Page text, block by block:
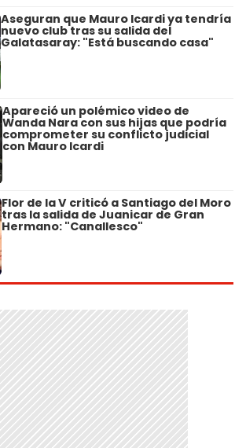
Aseguran que Mauro Icardi ya tendría
nuevo club tras su salida del
Galatasaray: "Está buscando casa"
Apareció un polémico video de
Wanda Nara con sus hijas que podría
comprometer su conflicto judicial
con Mauro Icardi
Flor de la V criticó a Santiago del Moro
tras la salida de Juanicar de Gran
Hermano: "Canallesco"